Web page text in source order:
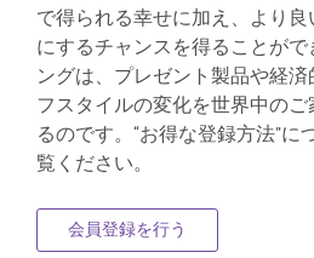
で得られる幸せに加え、より
にするチャンスを得ることが
ングは、プレゼント製品や経
フスタイルの変化を世界中の
るのです。“お得な登録方法”に
覧ください。
会員登録を行う